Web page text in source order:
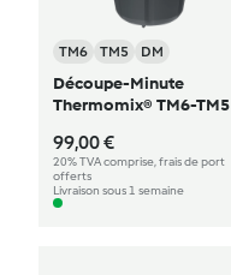
TM6 TM5 DM
Découpe-Minute
Thermomix® TM6-TM5
99,00 €
20% TVA comprise, frais de port
offerts
Livraison sous 1 semaine